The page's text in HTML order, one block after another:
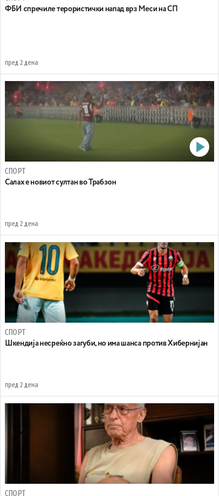
ФБИ спречиле терористички напад врз Меси на СП
пред 2 дена
СПОРТ
Салах е новиот султан во Трабзон
пред 2 дена
СПОРТ
Шкендија несреќно загуби, но има шанса против Хибернијан
пред 2 дена
СПОРТ